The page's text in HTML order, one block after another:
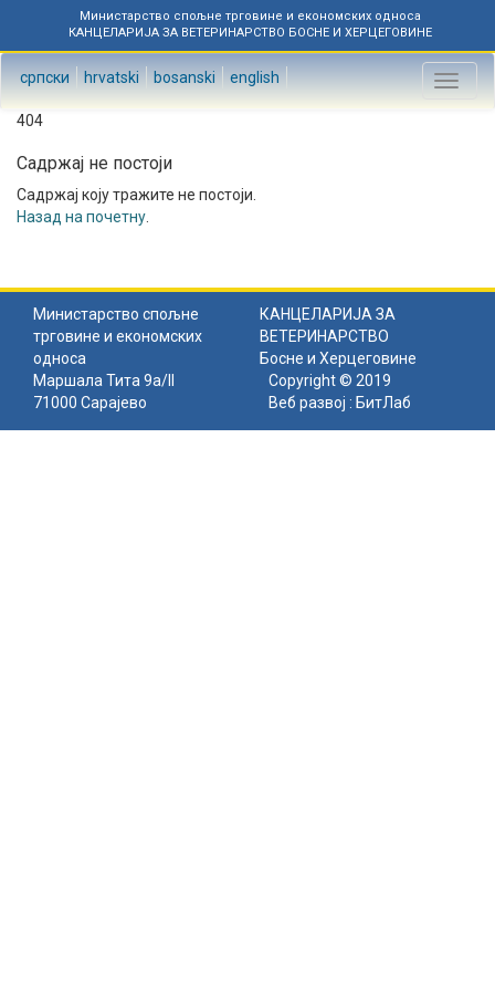
Министарство спољне трговине и економских односа
КАНЦЕЛАРИЈА ЗА ВЕТЕРИНАРСТВО БОСНЕ И ХЕРЦЕГОВИНЕ
српски hrvatski bosanski english
Toggle
404
Садржај не постоји
Садржај коју тражите не постоји.
Назад на почетну
Министарство спољне
трговине и економских
односа
КАНЦЕЛАРИЈА ЗА
ВЕТЕРИНАРСТВО
Босне и Херцеговине
Маршала Тита 9а/II
71000 Сарајево
Copyright © 2019
Веб развој : БитЛаб